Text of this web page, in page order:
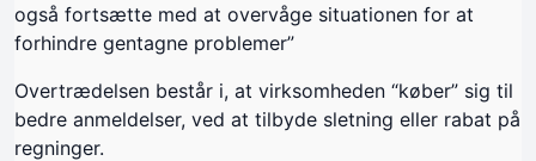
også fortsætte med at overvåge situationen for at
forhindre gentagne problemer”
Overtrædelsen består i, at virksomheden “køber” sig til
bedre anmeldelser, ved at tilbyde sletning eller rabat på
regninger.